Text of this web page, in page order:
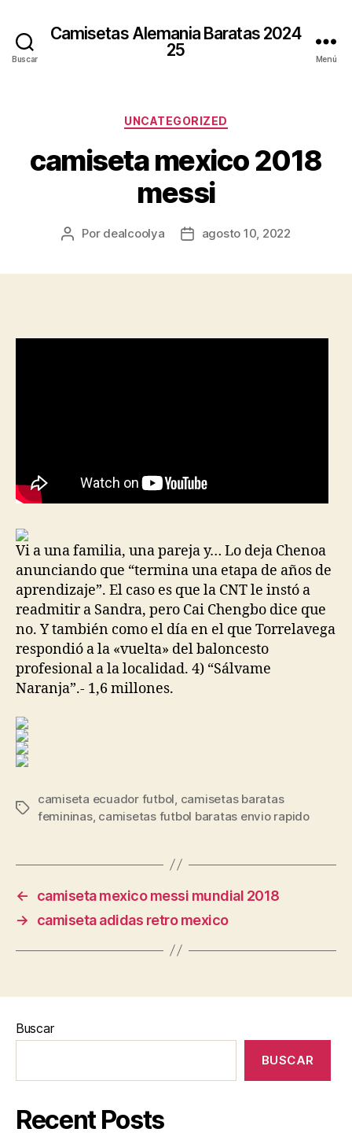
Buscar
Camisetas Alemania Baratas 2024
25
Menú
Categorías
UNCATEGORIZED
camiseta mexico 2018
messi
Autor
Por dealcoolya
Fechaagosto 10, 2022
Vi a una familia, una pareja y… Lo deja Chenoa
anunciando que “termina una etapa de años de
aprendizaje”. El caso es que la CNT le instó a
readmitir a Sandra, pero Cai Chengbo dice que
no. Y también como el día en el que Torrelavega
respondió a la «vuelta» del baloncesto
profesional a la localidad. 4) “Sálvame
Naranja”.- 1,6 millones.
Etiquetas
camiseta ecuador futbol camisetas baratas
femininas, camisetas futbol baratas envio rapido
←
camiseta mexico messi mundial 2018
→
camiseta adidas retro mexico
Buscar
BUSCAR
Recent Posts